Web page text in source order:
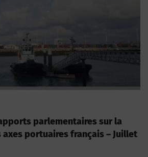
parlementaires sur la
portuaires français – Juillet